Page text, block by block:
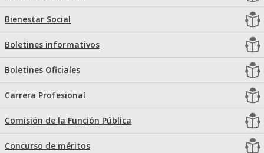
Bienestar Social
Boletines informativos
Boletines Oficiales
Carrera Profesional
Comisión de la Función Pública
Concurso de méritos